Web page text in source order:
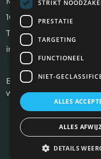
1062 GD Amsterdam
Tel:06 17 13 90 41
info@makelaarbanen.nl
Bekijk ook onze andere
Copyright © 2026 | Op
overzicht
STRIKT
PRESTATIE
TARGETING
FUNCTIONEEL
NIET-
ALLES
ALLES
DETAILS